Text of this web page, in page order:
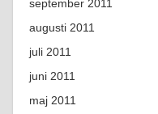
september 2011
augusti 2011
juli 2011
juni 2011
maj 2011